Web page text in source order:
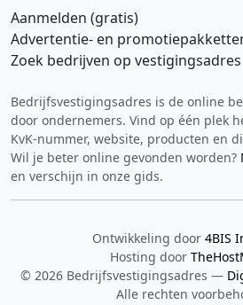
Aanmelden (gratis)
Advertentie‑ en
Zoek bedrijven op vestigingsadres
Bedrijfsvestigingsadres is de online
door ondernemers. Vind op één plek
KvK‑nummer, website, producten en
Wil je beter online gevonden worden?
en verschijn in onze gids.
Ontwikkeling door 4BIS
Hosting door
© 2026 Bedrijfsvestigingsadres —
Alle rechten
Hi 👋 We horen graag uw